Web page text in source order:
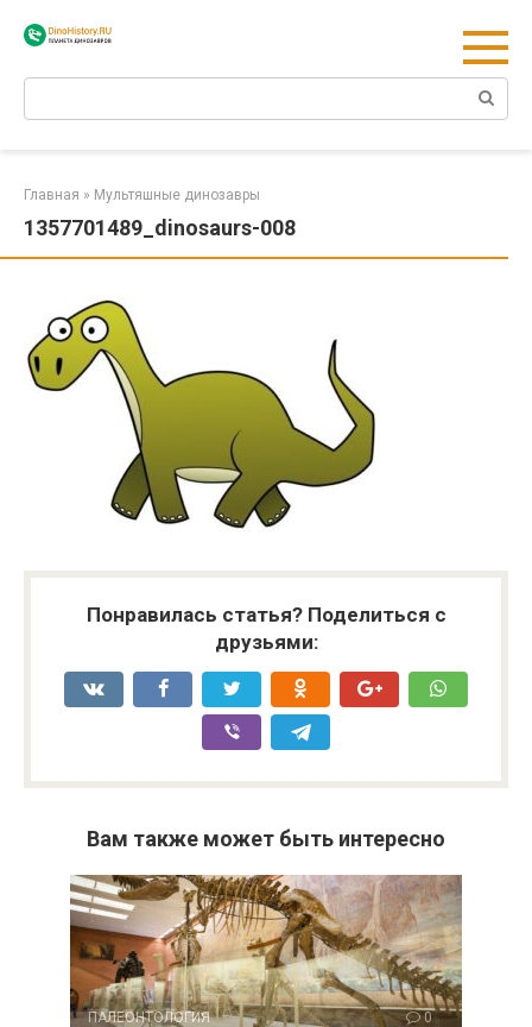
Главная » Мультяшные динозавры
1357701489_dinosaurs-008
Понравилась статья? Поделиться с
друзьями:
Вам также может быть интересно
ПАЛЕОНТОЛОГИЯ 0